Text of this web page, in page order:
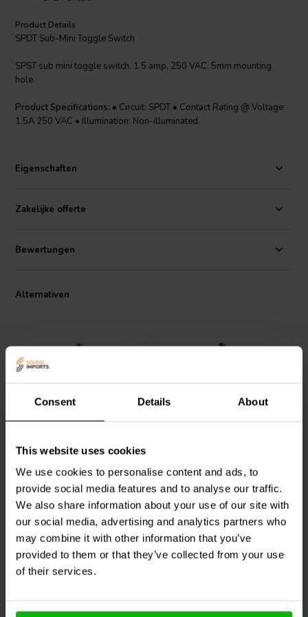
Consent Details About
This website uses cookies
We use cookies to personalise content and ads, to
provide social media features and to analyse our traffic.
We also share information about your use of our site with
our social media, advertising and analytics partners who
may combine it with other information that you’ve
provided to them or that they’ve collected from your use
of their services.
Product Details
SPDT Sub-Mini Toggle Switch
SPST sub mini toggle switch. 1.5 amp, 250 VAC. 5mm mounting
hole.
Product Specifications: • Circuit: SPDT • Contact Rating @ Voltage:
1.5A 250 VAC • Illumination: Non-illuminated.
Eigenschaften
Zakelijke offerte
Bewertungen
Alternativen
1.5A
Switch
0
klantbeoordelingen
Vergleichen
5 Auf Lager
3A
0
klantbeoordelingen
Vergleichen
4 Auf Lager